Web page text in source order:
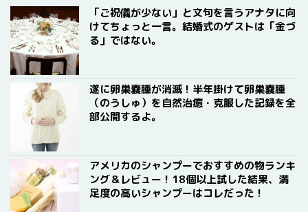
「ご祝儀が少ない」と文句を言うアナタに向
けてちょっと一言。結婚式のゲストは「金づ
る」ではない。
遂に卵巣嚢腫が消滅！半年掛けて卵巣嚢腫
（のうしゅ）を自然治癒・克服した記録を全
部公開するよ。
アメリカのシャンプーでおすすめの物ランキ
ング＆レビュー！18個以上試した結果、満
足度の高いシャンプーはコレだった！